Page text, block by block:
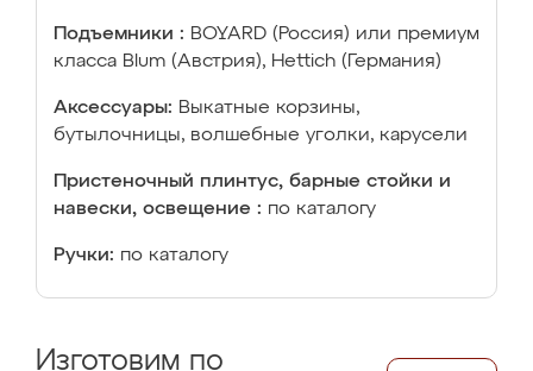
Подъемники : BOYARD (Россия) или премиум
класса Blum (Австрия), Hettich (Германия)
Аксессуары: Выкатные корзины,
бутылочницы, волшебные уголки, карусели
Пристеночный плинтус, барные стойки и
навески, освещение : по каталогу
Ручки: по каталогу
Изготовим по